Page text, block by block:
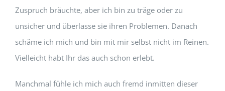
Zuspruch bräuchte, aber ich bin zu träge oder zu
unsicher und überlasse sie ihren Problemen. Danach
schäme ich mich und bin mit mir selbst nicht im Reinen.
Vielleicht habt Ihr das auch schon erlebt.
Manchmal fühle ich mich auch fremd inmitten dieser